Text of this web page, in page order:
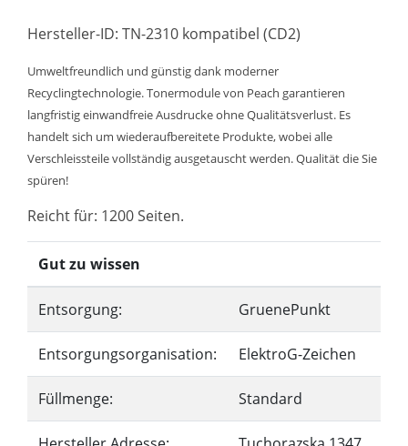
Hersteller-ID: TN-2310 kompatibel (CD2)
Umweltfreundlich und günstig dank moderner
Recyclingtechnologie. Tonermodule von Peach garantieren
langfristig einwandfreie Ausdrucke ohne Qualitätsverlust. Es
handelt sich um wiederaufbereitete Produkte, wobei alle
Verschleissteile vollständig ausgetauscht werden. Qualität die Sie
spüren!
Reicht für: 1200 Seiten.
Gut zu wissen
Entsorgung: GruenePunkt
Entsorgungsorganisation: ElektroG-Zeichen
Füllmenge: Standard